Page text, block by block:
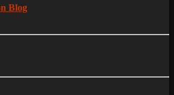
Blog